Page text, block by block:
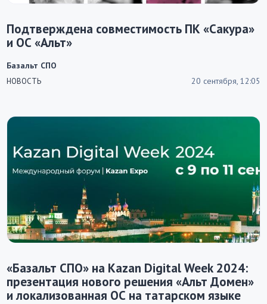
Подтверждена совместимость ПК «Сакура»
и ОС «Альт»
НОВОСТЬ 20 сентября, 12:05
Базальт СПО
«Базальт СПО» на Kazan Digital Week 2024:
презентация нового решения «Альт Домен»
и локализованная ОС на татарском языке